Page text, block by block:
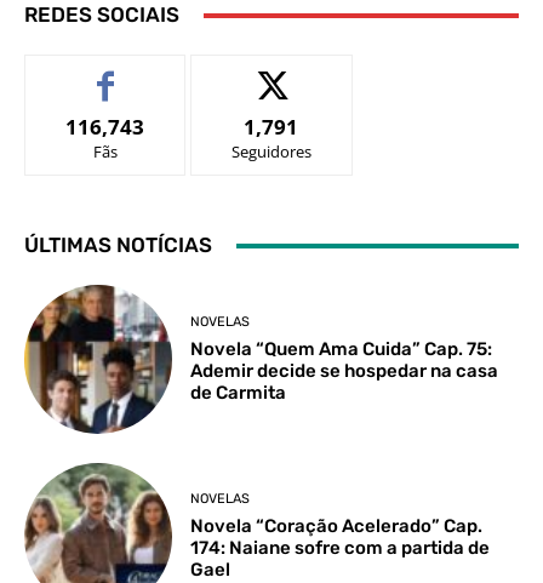
REDES SOCIAIS
116,743
Fãs
1,791
Seguidores
ÚLTIMAS NOTÍCIAS
NOVELAS
Novela “Quem Ama Cuida” Cap. 75:
Ademir decide se hospedar na casa
de Carmita
NOVELAS
Novela “Coração Acelerado” Cap.
174: Naiane sofre com a partida de
Gael